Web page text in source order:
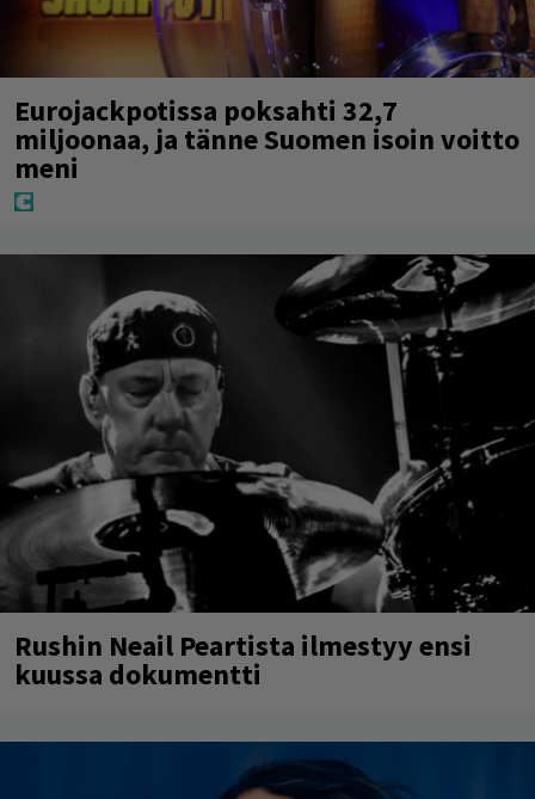
Eurojackpotissa poksahti 32,7
miljoonaa, ja tänne Suomen isoin voitto
meni
Rushin Neail Peartista ilmestyy ensi
kuussa dokumentti